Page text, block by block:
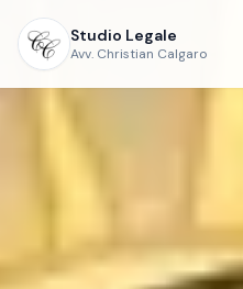
Studio Legale
Avv. Christian Calgaro